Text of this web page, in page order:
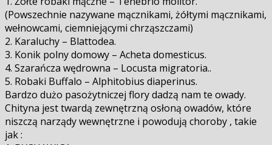
(Powszechnie nazywane mącznikami, żółtymi mącznikami,
wełnowcami, ciemniejącymi chrząszczami)
2. Karaluchy – Blattodea.
3. Konik polny domowy – Acheta domesticus.
4. Szarańcza wędrowna – Locusta migratoria..
5. Robaki Buffalo – Alphitobius diaperinus.
Bardzo dużo pasożytniczej flory dadzą nam te owady.
Chityna jest twardą zewnętrzną osłoną owadów, które
niszczą narządy wewnętrzne i powodują choroby , takie
jak :